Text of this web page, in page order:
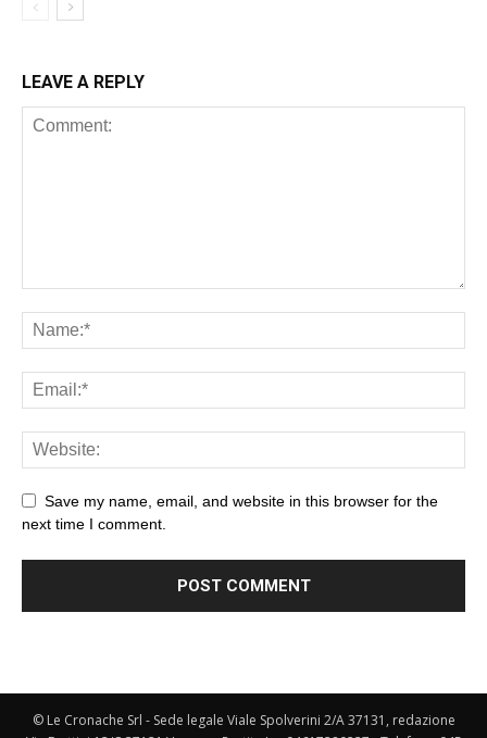
LEAVE A REPLY
Save my name, email, and website in this browser for the
next time I comment.
© Le Cronache Srl - Sede legale Viale Spolverini 2/A 37131, redazione